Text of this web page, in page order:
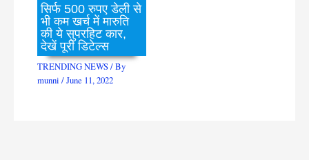
सिर्फ 500 रुपए डेली से
भी कम खर्च में मारुति
की ये सुपरहिट कार,
देखें पूरी डिटेल्स
TRENDING NEWS/ By
munni/June 11, 2022